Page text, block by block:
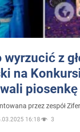
z
na
przez zespół
16:18 3